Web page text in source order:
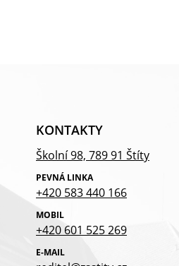
KONTAKTY
Školní 98, 789 91 Štíty
PEVNÁ LINKA
+420 583 440 166
MOBIL
+420 601 525 269
E-MAIL